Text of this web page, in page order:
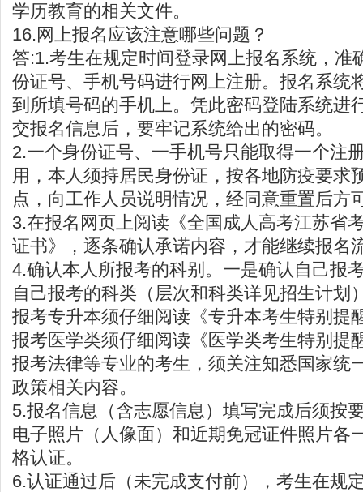
学历教育的相关文件。
16.网上报名应该注意哪些问题？
答:1.考生在规定时间登录网上报名系统，准
份证号、手机号码进行网上注册。报名系统
到所填号码的手机上。凭此密码登陆系统进
交报名信息后，要牢记系统给出的密码。
2.一个身份证号、一手机号只能取得一个注
用，本人须持居民身份证，按各地防疫要求
点，向工作人员说明情况，经同意重置后方
3.在报名网页上阅读《全国成人高考江苏省
证书》，逐条确认承诺内容，才能继续报名
4.确认本人所报考的科别。一是确认自己报
自己报考的科类（层次和科类详见招生计划
报考专升本须仔细阅读《专升本考生特别提
报考医学类须仔细阅读《医学类考生特别提
报考法律等专业的考生，须关注知悉国家统
政策相关内容。
5.报名信息（含志愿信息）填写完成后须按
电子照片（人像面）和近期免冠证件照片各
格认证。
6.认证通过后（未完成支付前），考生在规